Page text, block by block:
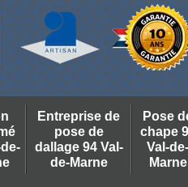
Entreprise de
pose de
dallage 94 Val-
de-Marne
Pose
chape
Val-de-
Marne